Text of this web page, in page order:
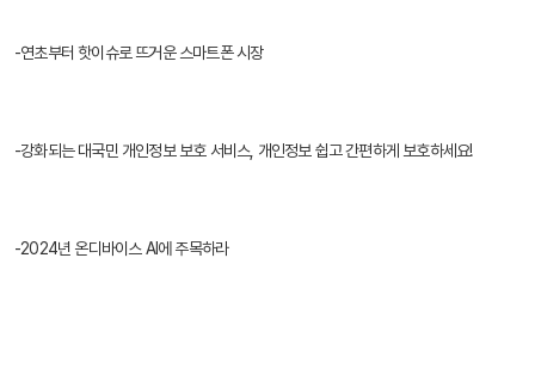
-연초부터 핫이슈로 뜨거운 스마트폰 시장
-강화되는 대국민 개인정보 보호 서비스, 개인정보 쉽고 간편하게 보호하세요!기술
-2024년 온디바이스 AI에 주목하라